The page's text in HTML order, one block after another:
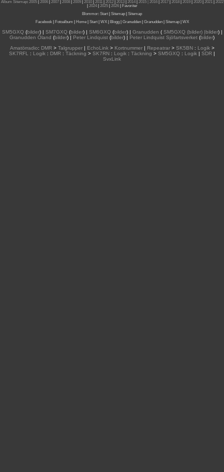
Album Sitemap: 2005| 2006| 2007| 2008| 2009| 2010| 2011| 2012| 2013| 2014| 2015 | 2016| 2017| 2018| 2019| 2020| 2021| 2022
2024| 2025| 2026|
Favoriter
Blommor: Start Sitemap
Sitemap
Facebook| Fotoalbum Home| Start| WX| Blogg| Granudden| Granudden| Sitemap| WX
SM5GXQ(bilder) | SM7GXQ(bilder) | SM6GXQ(bilder) | Granudden (SM5GXQ (bilder) |bilder) |
Granudden Öland (bilder) | Peter Lindquist (bilder) | Peter Lindquist Sjöfartsverket (bilder)
Amatörradio: DMR> Talgrupper| EchoLink> Kortnummer| Repeatrar> SK5BN: Logik>
SK7RFL
: Logik : DMR : Täckning > SK7RN : Logik : Täckning > SM5GXQ : Logik | SDR |
SvxLink